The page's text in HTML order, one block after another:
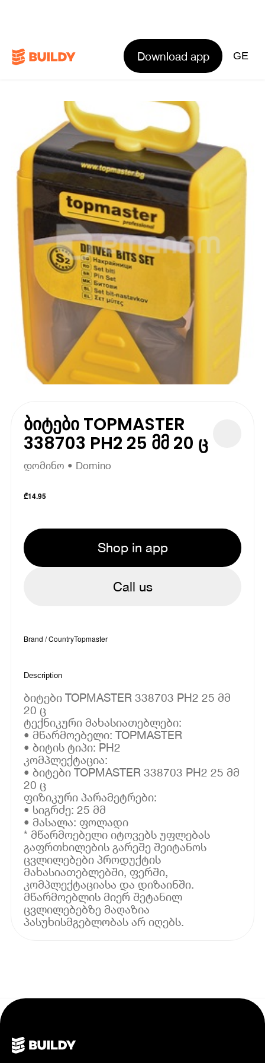
Download app GE
ბიტები TOPMASTER
338703 PH2 25 მმ 20 ც
დომინო • Domino
₾14.95
Shop in app
Call us
Brand / CountryTopmaster
Description
ბიტები TOPMASTER 338703 PH2 25 მმ
20 ც
ტექნიკური მახასიათებლები:
• მწარმოებელი: TOPMASTER
• ბიტის ტიპი: PH2
კომპლექტაცია:
• ბიტები TOPMASTER 338703 PH2 25 მმ
20 ც
ფიზიკური პარამეტრები:
• სიგრძე: 25 მმ
• მასალა: ფოლადი
* მწარმოებელი იტოვებს უფლებას
გაფრთხილების გარეშე შეიტანოს
ცვლილებები პროდუქტის
მახასიათებლებში, ფერში,
კომპლექტაციასა და დიზაინში.
მწარმოებლის მიერ შეტანილ
ცვლილებებზე მაღაზია
პასუხისმგებლობას არ იღებს.